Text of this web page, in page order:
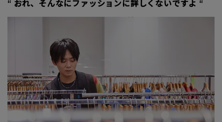
“ おれ、そんなにファッションに詳しくないですよ “